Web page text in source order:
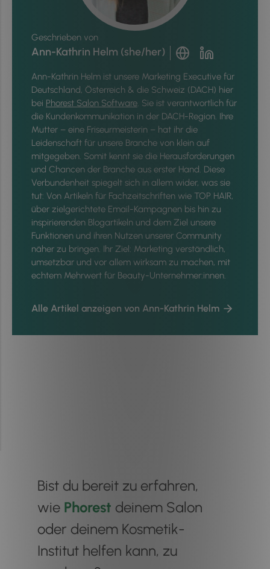
Geschrieben von
Ann-Kathrin Helm (she/her)
Ann-Kathrin Helm ist unsere Marketing Executive für
Deutschland, Österreich & die Schweiz (DACH) hier
bei Phorest Salon Software. Sie ist verantwortlich für
die Kundenkommunikation in der DACH-Region. Ihre
Mutter – eine Friseurmeisterin – hat ihr die
Leidenschaft für unsere Branche von klein auf
mitgegeben. Somit kennt sie die Herausforderungen
und Chancen der Branche aus erster Hand. Diese
Verbundenheit spiegelt sich in allem wider, was sie
tut: Von Artikeln für Fachzeitschriften wie TOP HAIR,
über zielgerichtete Email-Kampagnen bis hin zu
inspirierenden Blogartikeln und dem Ziel unsere
Funktionen und ihren Nutzen unserer Community
näher zu bringen. Ihr Ziel: Marketing verständlich,
umsetzbar und vor allem wirksam zu machen, mit
echtem Mehrwert für Beauty-Unternehmer:innen.
Alle Artikel anzeigen von Ann-Kathrin Helm
Bist du bereit zu erfahren,
wie Phorest deinem Salon
oder deinem Kosmetik-
Institut helfen kann, zu